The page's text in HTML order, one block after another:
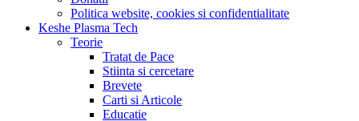
Politica website, cookies si confidentialitate
Keshe Plasma Tech
Teorie
Tratat de Pace
Stiinta si cercetare
Brevete
Carti si Articole
Educatie